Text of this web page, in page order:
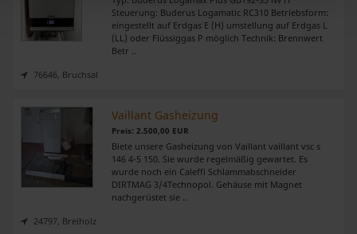
Abschnitt Einzelheitenfest.
Wir verwenden Cookies, um Inhalte und Anzeigen zu
personalisieren, Funktionen für soziale Medien anbieten
analysieren. Außerdem geben wir Informationen zu Ihrer
Verwendung unserer Website an unsere Partner für
soziale Medien, Werbung und Analysen weiter. Unsere
Partner führen diese Informationen möglicherweise mit
weiteren Daten zusammen, die Sie ihnen bereitgestellt
haben oder die sie im Rahmen Ihrer Nutzung der Dienste
gesammelt haben.
Steuerung: Buderus Logamatic RC310 Betriebsform:
eingestellt auf Erdgas E (H) umstellung auf Erdgas L
(LL) oder Flüssiggas P möglich Technik: Brennwert
Betr ..
76646, Bruchsal
Vaillant Gasheizung
Preis: 2.500,00 EUR
Biete unsere Gasheizung von Vaillant vaillant vsc s
146 4-5 150. Sie wurde regelmäßig gewartet. Es
wurde noch ein Caleffi Schlammabschneider
DIRTMAG 3/4Technopol. Gehäuse mit Magnet
nachgerüstet sie ..
24797, Breiholz